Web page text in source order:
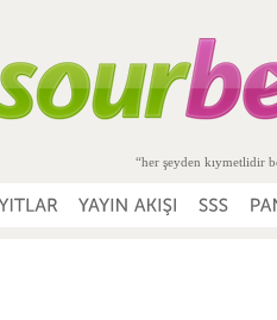
“her şeyden kıymetlidir